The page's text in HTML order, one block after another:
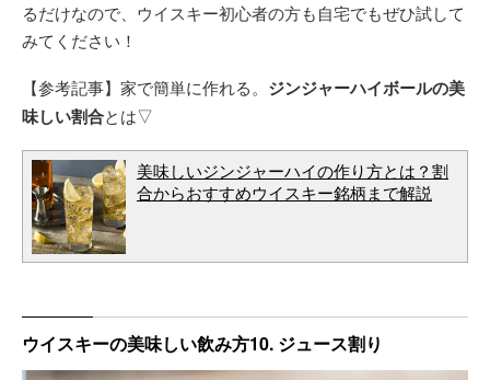
るだけなので、ウイスキー初心者の方も自宅でもぜひ試して
みてください！
【参考記事】家で簡単に作れる。 ジンジャーハイボールの美
味しい割合とは▽
美味しいジンジャーハイの作り方とは？割
合からおすすめウイスキー銘柄まで解説
ウイスキーの美味しい飲み方10. ジュース割り